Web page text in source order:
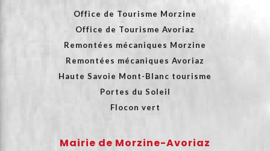
Office de Tourisme Morzine
Office de Tourisme Avoriaz
Remontées mécaniques Morzine
Remontées mécaniques Avoriaz
Haute Savoie Mont-Blanc tourisme
Portes du Soleil
Flocon vert
Mairie de Morzine-Avoriaz